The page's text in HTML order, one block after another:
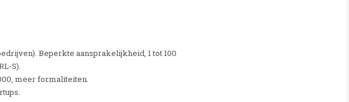
Beperkte aansprakelijkheid, 1 tot 100
S).
meer formaliteiten.